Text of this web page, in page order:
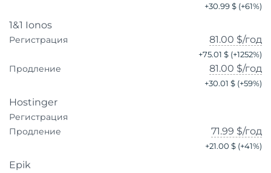
+30.99 $ (+61%)
1&1 Ionos
Регистрация 81.00 $/год
+75.01 $ (+1252%)
Продление 81.00 $/год
+30.01 $ (+59%)
Hostinger
Регистрация
Продление
71.99 $/год
+21.00 $ (+41%)
Epik